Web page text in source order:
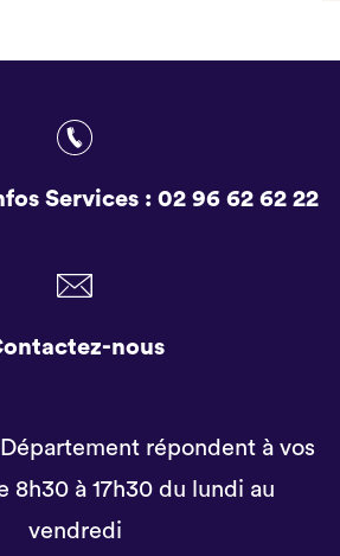
Services : 02 96 62 62 22
nous
répondent à vos
8h30 à 17h30 du lundi au
vendredi